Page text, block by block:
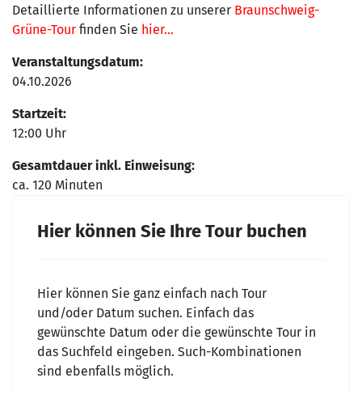
Detaillierte Informationen zu unserer Braunschweig-
Grüne-Tour finden Sie hier...
Veranstaltungsdatum:
04.10.2026
Startzeit:
12:00 Uhr
Gesamtdauer inkl. Einweisung:
ca. 120 Minuten
Hier können Sie Ihre Tour buchen
Hier können Sie ganz einfach nach Tour
und/oder Datum suchen. Einfach das
gewünschte Datum oder die gewünschte Tour in
das Suchfeld eingeben. Such-Kombinationen
sind ebenfalls möglich.